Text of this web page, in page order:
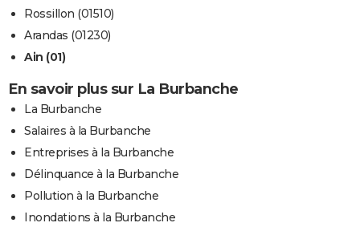
Rossillon (01510)
Arandas (01230)
Ain (01)
En savoir plus sur La Burbanche
La Burbanche
Salaires à la Burbanche
Entreprises à la Burbanche
Délinquance à la Burbanche
Pollution à la Burbanche
Inondations à la Burbanche